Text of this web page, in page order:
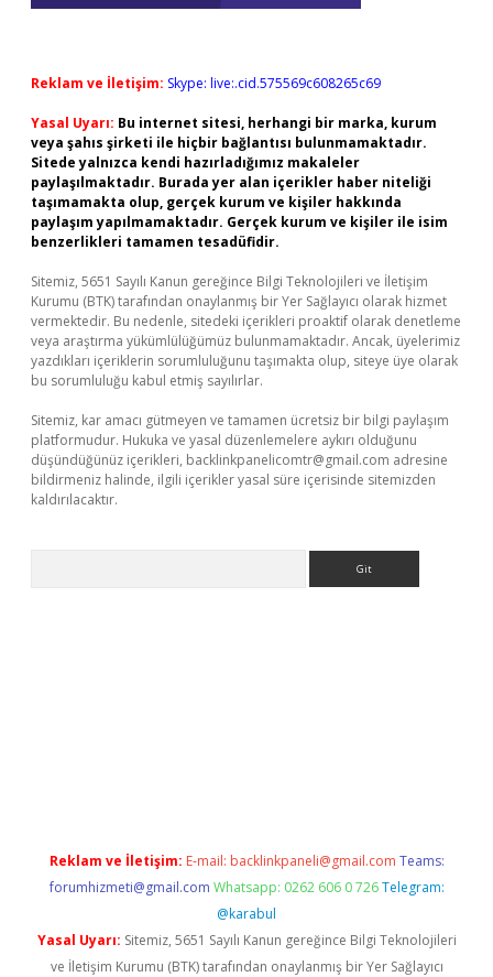
Reklam ve İletişim: Skype: live:.cid.575569c608265c69
Yasal Uyarı: Bu internet sitesi, herhangi bir marka, kurum
veya şahıs şirketi ile hiçbir bağlantısı bulunmamaktadır.
Sitede yalnızca kendi hazırladığımız makaleler
paylaşılmaktadır. Burada yer alan içerikler haber niteliği
taşımamakta olup, gerçek kurum ve kişiler hakkında
paylaşım yapılmamaktadır. Gerçek kurum ve kişiler ile isim
benzerlikleri tamamen tesadüfidir.
Sitemiz, 5651 Sayılı Kanun gereğince Bilgi Teknolojileri ve İletişim
Kurumu (BTK) tarafından onaylanmış bir Yer Sağlayıcı olarak hizmet
vermektedir. Bu nedenle, sitedeki içerikleri proaktif olarak denetleme
veya araştırma yükümlülüğümüz bulunmamaktadır. Ancak, üyelerimiz
yazdıkları içeriklerin sorumluluğunu taşımakta olup, siteye üye olarak
bu sorumluluğu kabul etmiş sayılırlar.
Sitemiz, kar amacı gütmeyen ve tamamen ücretsiz bir bilgi paylaşım
platformudur. Hukuka ve yasal düzenlemelere aykırı olduğunu
düşündüğünüz içerikleri, backlinkpanelicomtr@gmail.com adresine
bildirmeniz halinde, ilgili içerikler yasal süre içerisinde sitemizden
kaldırılacaktır.
Reklam ve İletişim: E-mail: backlinkpaneli@gmail.com Teams:
forumhizmeti@gmail.com Whatsapp: 0262 606 0 726 Telegram:
@karabul
Yasal Uyarı: Sitemiz, 5651 Sayılı Kanun gereğince Bilgi Teknolojileri
ve İletişim Kurumu (BTK) tarafından onaylanmış bir Yer Sağlayıcı